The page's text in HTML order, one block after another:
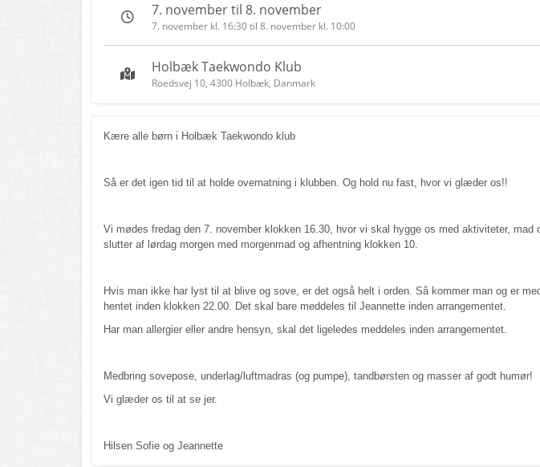
7. november til 8. november
7. november kl. 16:30 til 8. november kl. 10:00
Holbæk Taekwondo Klub
Roedsvej 10, 4300 Holbæk, Danmark
Kære alle børn i Holbæk Taekwondo klub
Så er det igen tid til at holde overnatning i klubben. Og hold nu fast, hvor vi glæder os!!
Vi mødes fredag den 7. november klokken 16.30, hvor vi skal hygge os med aktiviteter, mad
slutter af lørdag morgen med morgenmad og afhentning klokken 10.
Hvis man ikke har lyst til at blive og sove, er det også helt i orden. Så kommer man og er
hentet inden klokken 22.00. Det skal bare meddeles til Jeannette inden arrangementet.
Har man allergier eller andre hensyn, skal det ligeledes meddeles inden arrangementet.
Medbring sovepose, underlag/luftmadras (og pumpe), tandbørsten og masser af godt humør!
Vi glæder os til at se jer.
Hilsen Sofie og Jeannette